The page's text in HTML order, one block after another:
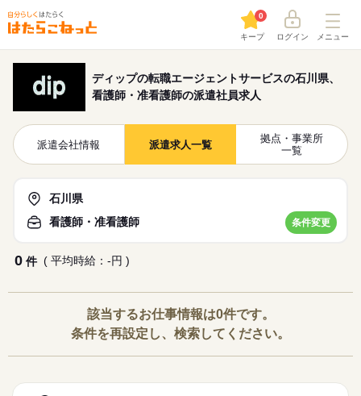
キープ
0
ログイン メニュー
ディップの転職エージェントサービスの石川県、
看護師・准看護師の派遣社員求人
派遣会社情報 派遣求人一覧
拠点・事業所
一覧
石川県
看護師・准看護師
条件変更
0 件 ( 平均時給：-円 )
該当するお仕事情報は0件です。
条件を再設定し、検索してください。